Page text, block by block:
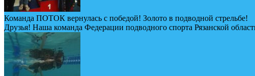
Команда ПОТОК вернулась с победой! Золото в подводной стрельбе!
Друзья! Наша команда Федерации подводного спорта Рязанской